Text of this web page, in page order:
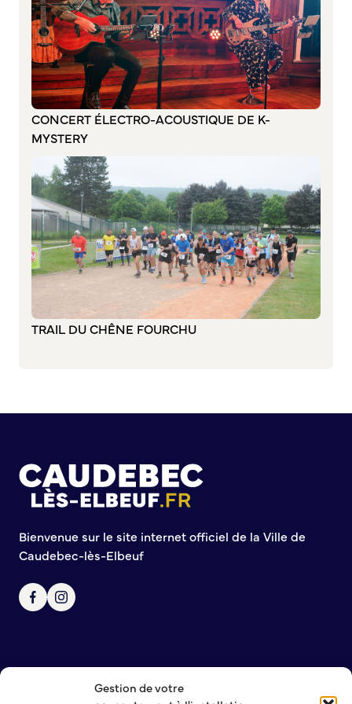
Gestion de votre
CONCERT ÉLECTRO-ACOUSTIQUE DE K-
MYSTERY
TRAIL DU CHÊNE FOURCHU
Bienvenue sur le site internet officiel de la Ville de
Caudebec-lès-Elbeuf
NOUS CONTACTER
Commission de participation citoyenne
Conseil municipal des Jeunes (CMJ)
Conseil Municipal des Ados (CMA)
Conseil municipal des Sages
Grands projets
Les Cavées Est
La Halle Couverte